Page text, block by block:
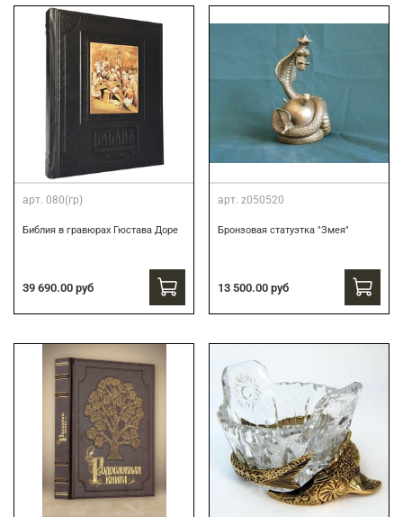
арт. 080(гр)
Библия в гравюрах Гюстава Доре
39 690.00 руб
арт. z050520
Бронзовая статуэтка "Змея"
13 500.00 руб